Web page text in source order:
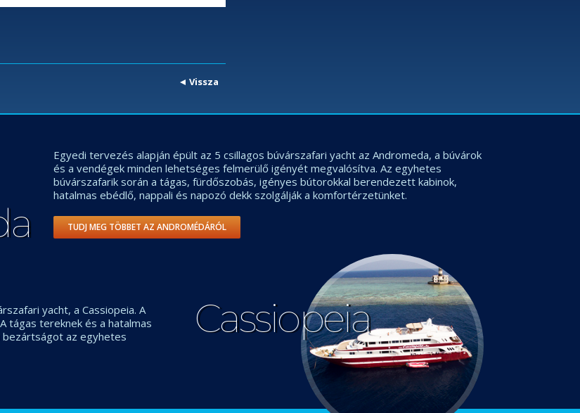
Vissza
Egyedi tervezés alapján épült az 5 csillagos búvárszafari yacht az Andromeda, a búvárok
és a vendégek minden lehetséges felmerülő igényét megvalósítva. Az egyhetes
búvárszafarik során a tágas, fürdőszobás, igényes bútorokkal berendezett kabinok,
hatalmas ebédlő, nappali és napozó dekk szolgálják a komfortérzetünket.
TUDJ MEG TÖBBET AZ ANDROMÉDÁRÓL
Cassiopeia
yacht, a Cassiopeia. A
tágas tereknek és a hatalmas
bezártságot az egyhetes